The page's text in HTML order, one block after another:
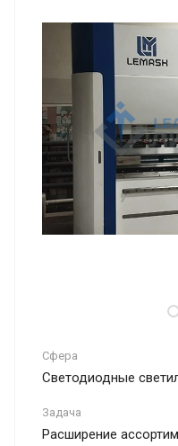
Сфера
Светодиодные
Задача
Расширение